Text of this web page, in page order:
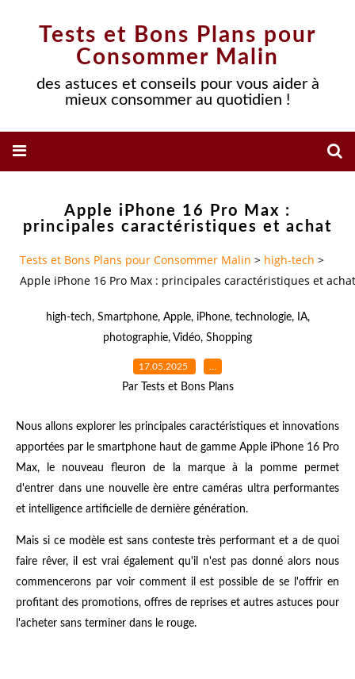
Tests et Bons Plans pour
Consommer Malin
des astuces et conseils pour vous aider à
mieux consommer au quotidien !
Apple iPhone 16 Pro Max :
principales caractéristiques et achat
Tests et Bons Plans pour Consommer Malin > high-tech >
Apple iPhone 16 Pro Max : principales caractéristiques et achat
high-tech, Smartphone, Apple, iPhone, technologie, IA,
photographie, Vidéo, Shopping
17.05.2025 …
Par Tests et Bons Plans
Nous allons explorer les principales caractéristiques et innovations
apportées par le smartphone haut de gamme Apple iPhone 16 Pro
Max, le nouveau fleuron de la marque à la pomme permet
d'entrer dans une nouvelle ère entre caméras ultra performantes
et intelligence artificielle de dernière génération.
Mais si ce modèle est sans conteste très performant et a de quoi
faire rêver, il est vrai également qu'il n'est pas donné alors nous
commencerons par voir comment il est possible de se l'offrir en
profitant des promotions, offres de reprises et autres astuces pour
l'acheter sans terminer dans le rouge.